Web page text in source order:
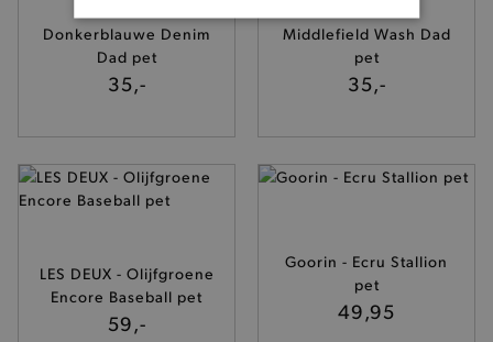
Donkerblauwe Denim
Dad pet
35,-
Middlefield Wash Dad
pet
35,-
LES DEUX - Olijfgroene
Encore Baseball pet
59,-
Goorin - Ecru Stallion
pet
49,95
BASIS COOKIES
FUNCTIONALITEIT
Basis cookies
Targeting